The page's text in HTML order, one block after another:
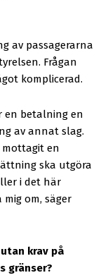
av passagerarna
Frågan
komplicerad.
en betalning en
av annat slag.
mottagit en
ska utgöra
i det här
om, säger
krav på
gränser?